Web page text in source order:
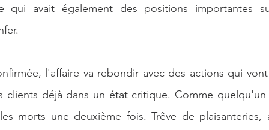
Artificielle
qui avait également des positions importantes
l'affaire va rebondir avec des actions qui
clients déjà dans un état critique. Comme
morts une deuxième fois. Trêve de plaisanteries,